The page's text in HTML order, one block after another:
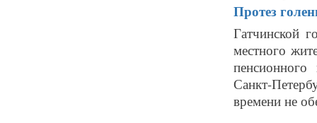
Протез
Гатчинской
местного
Санкт-
времени не